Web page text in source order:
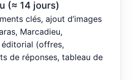
(≈ 14 jours)
clés, ajout d’images
Marcadieu,
éditorial (offres,
de réponses, tableau de